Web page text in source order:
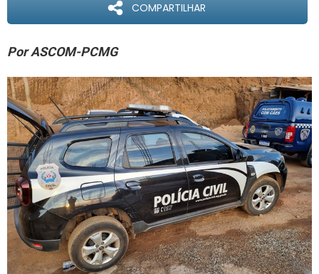
COMPARTILHAR
Por ASCOM-PCMG